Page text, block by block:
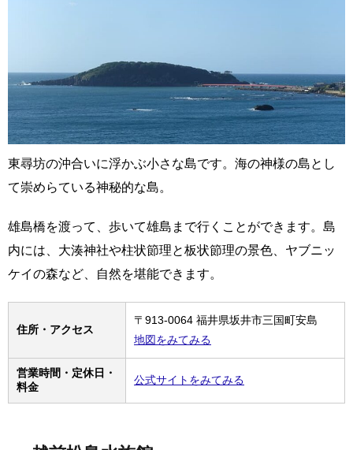
東尋坊の沖合いに浮かぶ小さな島です。海の神様の島とし
て崇めらている神秘的な島。
雄島橋を渡って、歩いて雄島まで行くことができます。島
内には、大湊神社や柱状節理と板状節理の景色、ヤブニッ
ケイの森など、自然を堪能できます。
住所・アクセス
〒913-0064 福井県坂井市三国町安島
地図をみてみる
営業時間・定休日・
料金
公式サイトをみてみる